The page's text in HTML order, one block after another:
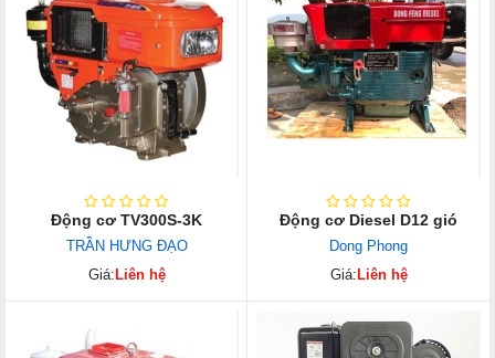
Động cơ TV300S-3K
TRẦN HƯNG ĐẠO
Giá: Liên hệ
Động cơ Diesel D12 gió
Dong Phong
Giá: Liên hệ